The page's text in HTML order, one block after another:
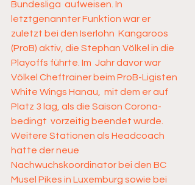
Bundesliga  aufweisen. In
letztgenannter Funktion war er
zuletzt bei den Iserlohn  Kangaroos
(ProB) aktiv, die Stephan Völkel in die
Playoffs führte. Im  Jahr davor war
Völkel Cheftrainer beim ProB-Ligisten
White Wings Hanau,  mit dem er auf
Platz 3 lag, als die Saison Corona-
bedingt  vorzeitig beendet wurde.
Weitere Stationen als Headcoach
hatte der neue
Nachwuchskoordinator bei den BC
Musel Pikes in Luxemburg sowie bei